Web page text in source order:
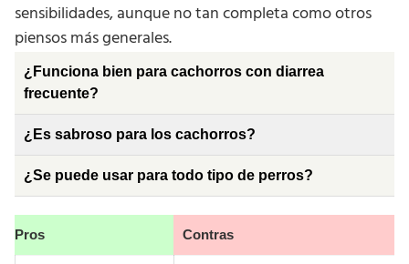
sensibilidades, aunque no tan completa como otros
piensos más generales.
¿Funciona bien para cachorros con diarrea
frecuente?
¿Es sabroso para los cachorros?
¿Se puede usar para todo tipo de perros?
Pros Contras